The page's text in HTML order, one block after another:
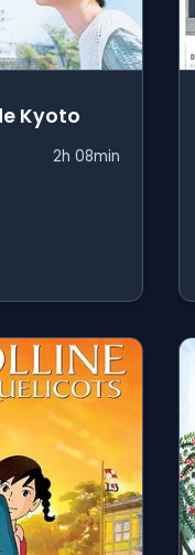
Kyoto
2h 08min